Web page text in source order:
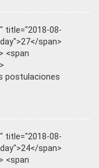
title="2018-08-
span>
<span
postulaciones
title="2018-08-
span>
<span